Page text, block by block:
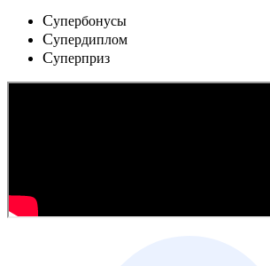
Cупербонусы
Cупердиплом
Cуперприз